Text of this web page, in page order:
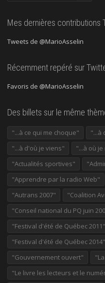
Mes dernières contributions
Tweets de @MarioAsselin
Récemment repéré sur
Favoris de @MarioAsselin
Des billets sur le même
"...à ce qui me choque"
"...à
"...à d'où je viens"
"...à où
"Actualités sportives"
"Apprendre par la radio Web"
"Autrans 2007"
"Coalition
"Conseil national du PQ juin
"Festival d'été de Québec 2011"
"Festival d'été de Québec 2014"
"Gouvernement ouvert"
"Le livre les lecteurs et le